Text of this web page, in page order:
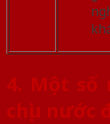
4. Một số
chịu nước